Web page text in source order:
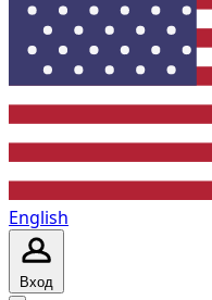
English
Вход